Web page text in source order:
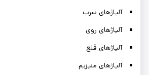
آلیاژهای سرب
آلیاژهای روی
آلیاژهای قلع
آلیاژهای منیزیم